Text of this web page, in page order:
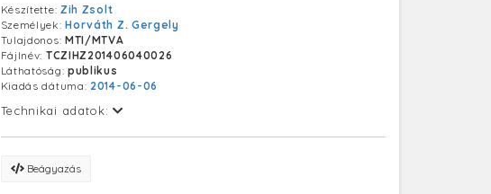
producer. A határon túli magyar színházak fesztiváljának
művészeti vezetője.
Készítette: Zih Zsolt
Személyek:Horváth Z. Gergely
Tulajdonos: MTI/MTVA
Fájlnév: TCZIHZ201406040026
Láthatóság: publikus
Kiadás dátuma: 2014-06-06
Technikai adatok:
Beágyazás